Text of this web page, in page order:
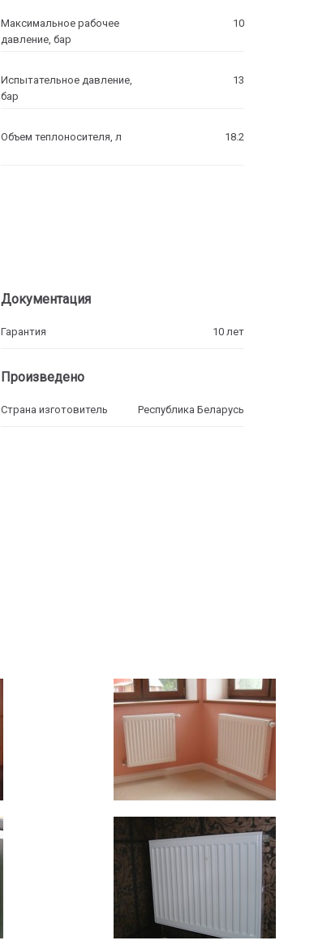
Максимальное рабочее
давление, бар
10
Испытательное давление,
бар
13
Объем теплоносителя, л 18.2
Документация
Гарантия 10 лет
Произведено
Страна изготовитель Республика Беларусь